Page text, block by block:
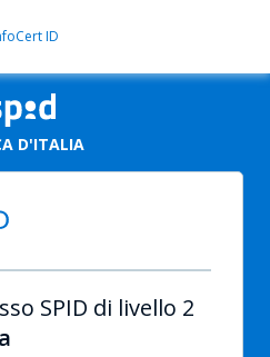
ID
D'ITALIA
SPID di livello 2